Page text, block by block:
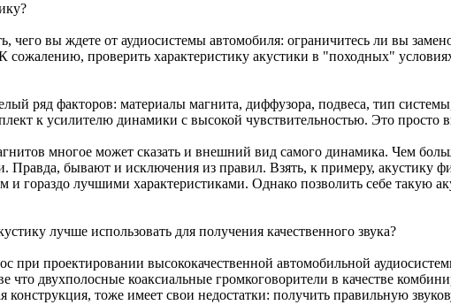
чего вы ждете от аудиосистемы автомобиля: ограничитесь ли вы
проверить характеристику акустики в "походных"
ряд факторов: материалы магнита, диффузора, подвеса, тип
к усилителю динамики с высокой чувствительностью. Это просто
многое может сказать и внешний вид самого динамика. Чем
бывают и исключения из правил. Взять, к примеру, акустику
гораздо лучшими характеристиками. Однако позволить себе такую
лучше использовать для получения качественного звука?
при проектировании высококачественной автомобильной
что двухполосные коаксиальные громкоговорители в качестве
конструкция, тоже имеет свои недостатки: получить правильную